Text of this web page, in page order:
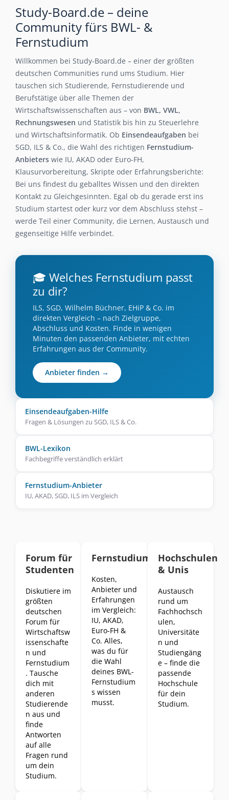
Study-Board.de – deine
Community fürs BWL- &
Fernstudium
Willkommen bei Study-Board.de – einer der größten
deutschen Communities rund ums Studium. Hier
tauschen sich Studierende, Fernstudierende und
Berufstätige über alle Themen der
Wirtschaftswissenschaften aus – von BWL, VWL,
Rechnungswesen und Statistik bis hin zu Steuerlehre
und Wirtschaftsinformatik. Ob Einsendeaufgaben bei
SGD, ILS & Co., die Wahl des richtigen Fernstudium-
Anbieters wie IU, AKAD oder Euro-FH,
Klausurvorbereitung, Skripte oder Erfahrungsberichte:
Bei uns findest du geballtes Wissen und den direkten
Kontakt zu Gleichgesinnten. Egal ob du gerade erst ins
Studium startest oder kurz vor dem Abschluss stehst –
werde Teil einer Community, die Lernen, Austausch und
gegenseitige Hilfe verbindet.
🎓 Welches Fernstudium passt
zu dir?
ILS, SGD, Wilhelm Büchner, EHiP & Co. im
direkten Vergleich – nach Zielgruppe,
Abschluss und Kosten. Finde in wenigen
Minuten den passenden Anbieter, mit echten
Erfahrungen aus der Community.
Anbieter finden →
Einsendeaufgaben-Hilfe
Fragen & Lösungen zu SGD, ILS & Co.
BWL-Lexikon
Fachbegriffe verständlich erklärt
Fernstudium-Anbieter
IU, AKAD, SGD, ILS im Vergleich
Forum für
Studenten
Diskutiere im
größten
deutschen
Forum für
Wirtschaftsw
issenschafte
n und
Fernstudium
. Tausche
dich mit
anderen
Studierende
n aus und
finde
Antworten
auf alle
Fragen rund
um dein
Studium.
Fernstudium
Kosten,
Anbieter und
Erfahrungen
im Vergleich:
IU, AKAD,
Euro-FH &
Co. Alles,
was du für
die Wahl
deines BWL-
Fernstudium
s wissen
musst.
Hochschulen
& Unis
Austausch
rund um
Fachhochsch
ulen,
Universitäte
n und
Studiengäng
e – finde die
passende
Hochschule
für dein
Studium.